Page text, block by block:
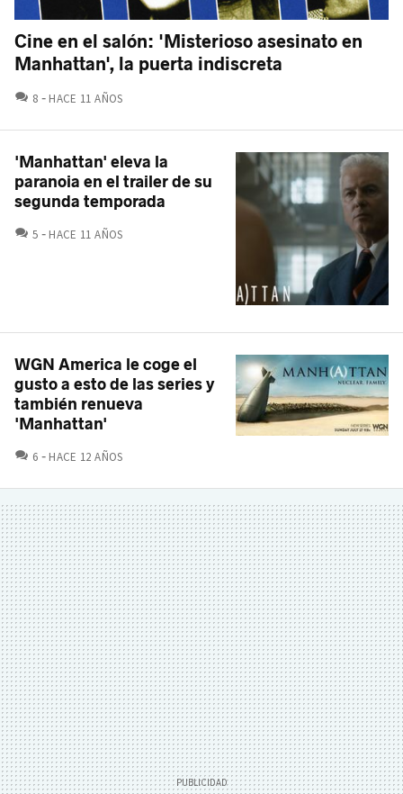
Cine en el salón: 'Misterioso asesinato en
Manhattan', la puerta indiscreta
8 COMENTARIOS
HACE 11 AÑOS
'Manhattan' eleva la
paranoia en el trailer de su
segunda temporada
5 COMENTARIOS
HACE 11 AÑOS
WGN America le coge el
gusto a esto de las series y
también renueva
'Manhattan'
6 COMENTARIOS
HACE 12 AÑOS